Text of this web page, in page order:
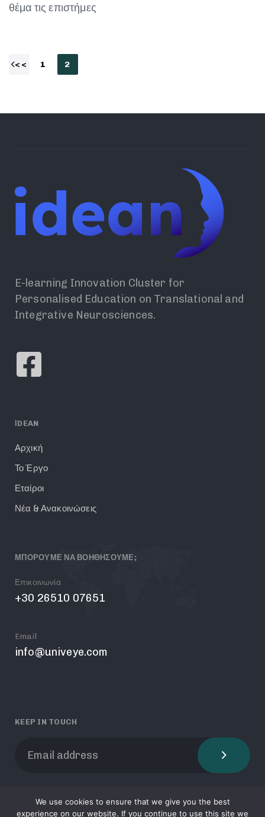
θέμα τις επιστήμες
1 2
E-learning Innovation Cluster for
Personalised Education on Translational and
Integrative Neurosciences.
ΙDEAN
Αρχική
Το Έργο
Εταίροι
Νέα & Ανακοινώσεις
ΜΠΟΡΟΥΜΕ ΝΑ ΒΟΗΘΗΣΟΥΜΕ;
Επικοινωνία
+30 26510 07651
Email
info@univeye.com
KEEP IN TOUCH
We use cookies to ensure that we give you the best
experience on our website. If you continue to use this site we